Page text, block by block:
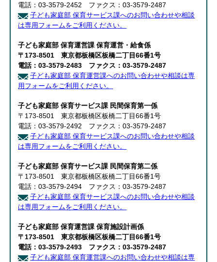
電話：03-3579-2452 ファクス：03-3579-2487
子ども家庭部 保育サービス課へのお問い合わせや相談
は専用フォームをご利用ください。
子ども家庭部 保育運営課 保育運営・給食係
〒173-8501 東京都板橋区板橋二丁目66番1号
電話：03-3579-2483 ファクス：03-3579-2487
子ども家庭部 保育運営課へのお問い合わせや相談は専
用フォームをご利用ください。
子ども家庭部 保育サービス課 民間保育第一係
〒173-8501 東京都板橋区板橋二丁目66番1号
電話：03-3579-2492 ファクス：03-3579-2487
子ども家庭部 保育サービス課へのお問い合わせや相談
は専用フォームをご利用ください。
子ども家庭部 保育サービス課 民間保育第二係
〒173-8501 東京都板橋区板橋二丁目66番1号
電話：03-3579-2494 ファクス：03-3579-2487
子ども家庭部 保育サービス課へのお問い合わせや相談
は専用フォームをご利用ください。
子ども家庭部 保育運営課 保育施設計画係
〒173-8501 東京都板橋区板橋二丁目66番1号
電話：03-3579-2493 ファクス：03-3579-2487
子ども家庭部 保育運営課へのお問い合わせや相談は専